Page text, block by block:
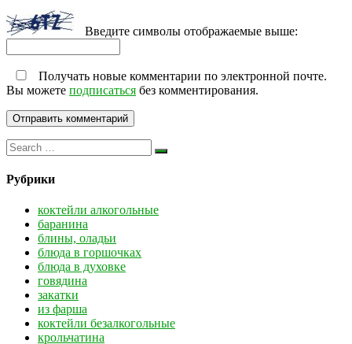
Введите символы отображаемые выше:
Получать новые комментарии по электронной почте.
Вы можете подписаться без комментирования.
Рубрики
коктейли алкогольные
баранина
блины, оладьи
блюда в горшочках
блюда в духовке
говядина
закатки
из фарша
коктейли безалкогольные
крольчатина